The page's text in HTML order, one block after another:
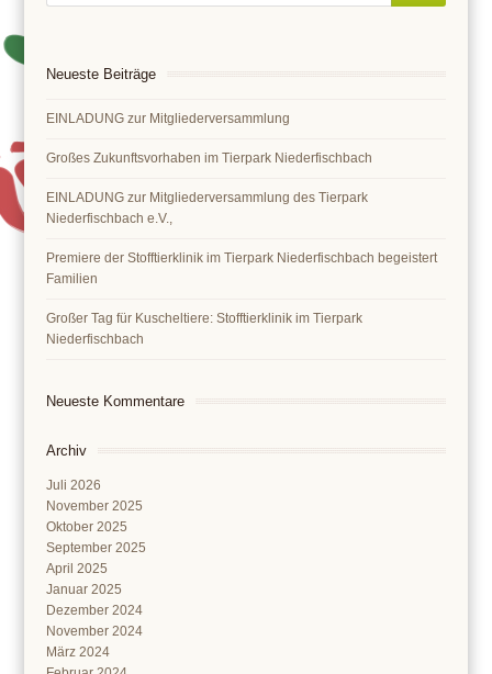
Neueste Beiträge
EINLADUNG zur Mitgliederversammlung
Großes Zukunftsvorhaben im Tierpark Niederfischbach
EINLADUNG zur Mitgliederversammlung des Tierpark
Niederfischbach e.V.,
Premiere der Stofftierklinik im Tierpark Niederfischbach begeistert
Familien
Großer Tag für Kuscheltiere: Stofftierklinik im Tierpark
Niederfischbach
Neueste Kommentare
Archiv
Juli 2026
November 2025
Oktober 2025
September 2025
April 2025
Januar 2025
Dezember 2024
November 2024
März 2024